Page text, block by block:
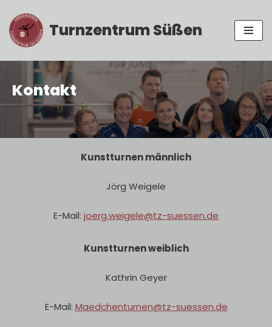
Zum
Inhalt
springen
Turnzentrum Süßen
Kontakt
Kunstturnen männlich
Jörg Weigele
E-Mail: joerg.weigele@tz-suessen.de
Kunstturnen weiblich
Kathrin Geyer
E-Mail: Maedchenturnen@tz-suessen.de